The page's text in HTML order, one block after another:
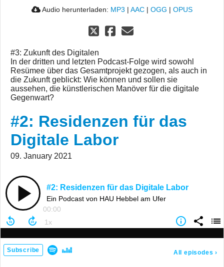
Audio herunterladen: MP3 | AAC | OGG | OPUS
#3: Zukunft des Digitalen
In der dritten und letzten Podcast-Folge wird sowohl
Resümee über das Gesamtprojekt gezogen, als auch in
die Zukunft geblickt: Wie können und sollen sie
aussehen, die künstlerischen Manöver für die digitale
Gegenwart?
#2: Residenzen für das
Digitale Labor
09. January 2021
#2: Residenzen für das Digitale Labor
Ein Podcast von HAU Hebbel am Ufer
00:00
Subscribe All episodes ›